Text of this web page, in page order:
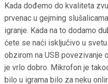
Kada dođemo do kvaliteta
prvenac u gejming
igranje. Kada na to dodamo
ćete se naći isključivo u
obzirom na USB povezivanje
je vrlo dobro. Mikrofon je
bilo u igrama bilo za neku